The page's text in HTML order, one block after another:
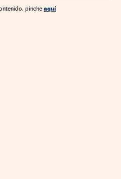
pinche aquí